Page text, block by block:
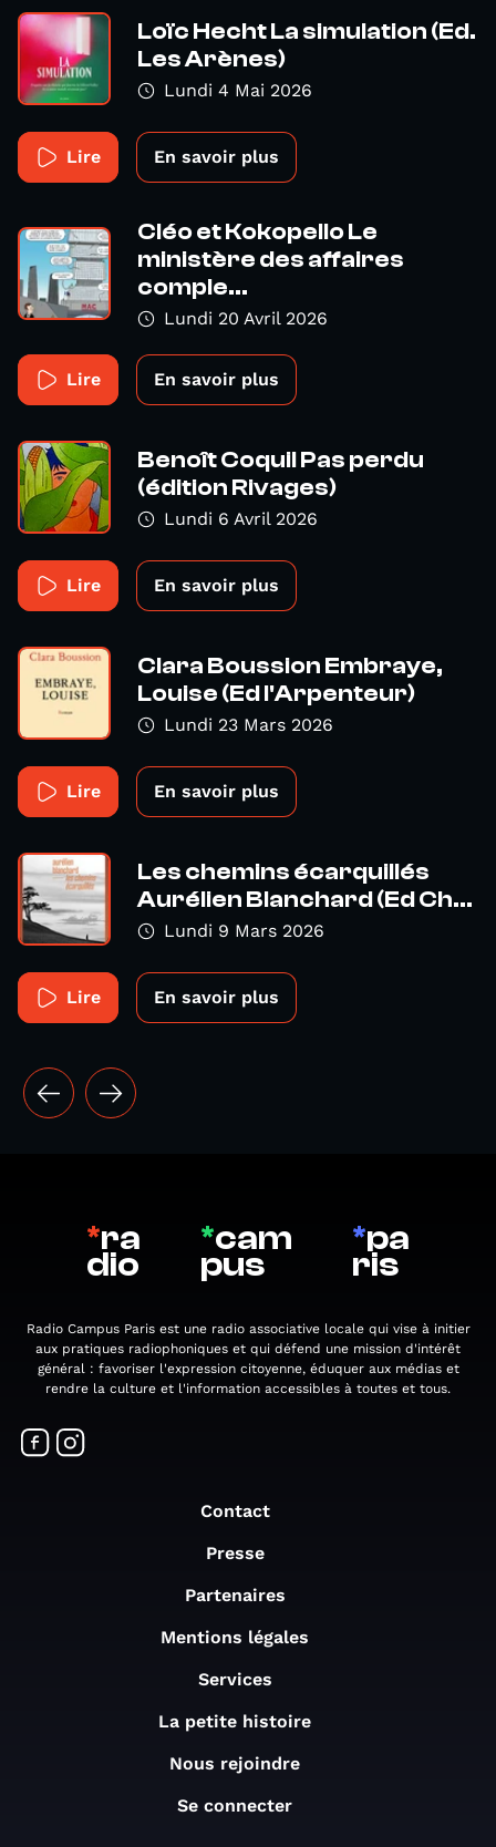
Loïc Hecht La simulation (Ed.
Les Arènes)
Lundi 4 Mai 2026
Lire En savoir plus
Cléo et Kokopello Le
ministère des affaires
comple...
Lundi 20 Avril 2026
Lire En savoir plus
Benoît Coquil Pas perdu
(édition Rivages)
Lundi 6 Avril 2026
Lire En savoir plus
Clara Boussion Embraye,
Louise (Ed l'Arpenteur)
Lundi 23 Mars 2026
Lire En savoir plus
Les chemins écarquillés
Aurélien Blanchard (Ed Ch...
Lundi 9 Mars 2026
Lire En savoir plus
*ra
dio
*cam
pus
*pa
ris
Radio Campus Paris est une radio associative locale qui vise à initier
aux pratiques radiophoniques et qui défend une mission d'intérêt
général : favoriser l'expression citoyenne, éduquer aux médias et
rendre la culture et l'information accessibles à toutes et tous.
Contact
Presse
Partenaires
Mentions légales
Services
La petite histoire
Nous rejoindre
Se connecter